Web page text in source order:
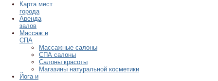
Карта мест
города
Аренда
залов
Массаж и
СПА
Массажные салоны
СПА салоны
Салоны красоты
Магазины натуральной косметики
Йога и